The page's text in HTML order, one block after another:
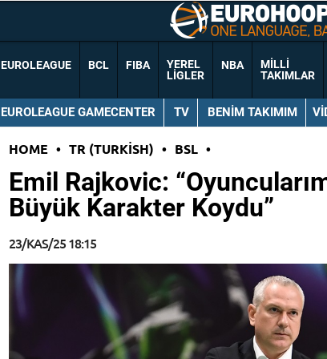
EUROLEAGUE BCL FIBA
YEREL
LIGLER
NBA
MILLI
TAKIMLAR
EUROLEAGUE GAMECENTER TV BENIM TAKIMIM
HOME • TR (TURKISH) • BSL •
Emil Rajkovic:
Büyük Karakter Koydu”
23/KAS/25 18:15